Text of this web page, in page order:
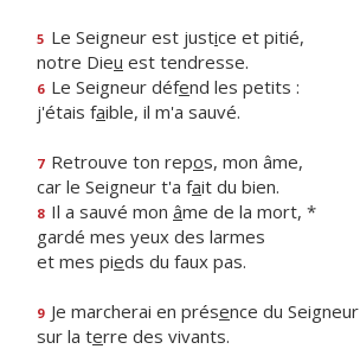
5 Le Seigneur est justice et pitié,
notre Dieu est tendresse.
6 Le Seigneur défend les petits :
j'étais faible, il m'a sauvé.
7 Retrouve ton repos, mon âme,
car le Seigneur t'a fait du bien.
8 Il a sauvé mon âme de la mort, *
gardé mes yeux des larmes
et mes pieds du faux pas.
9 Je marcherai en présence du Seigneur
sur la terre des vivants.